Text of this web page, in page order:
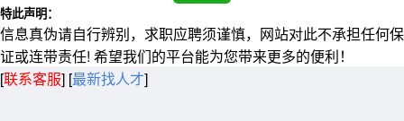
特此声明：
信息真伪请自行辨别，求职应聘须谨慎，网站对此不承担任何保
证或连带责任! 希望我们的平台能为您带来更多的便利！
[联系客服] [最新找人才]